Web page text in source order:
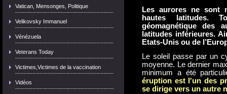
Vatican, Mensonges, Politique
Velikovsky Immanuel
Vénézuela
Veterans Today
Victimes,Victimes de la vaccination
Vidéos
Les aurores ne sont
hautes latitudes.
géomagnétique des
latitudes inférieures.
Etats-Unis ou de
Le soleil passe par un
moyenne. Le dernier
minimum a été
éruption est l'un des
se dirige vers un autre